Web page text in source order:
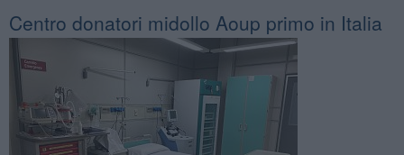
Centro donatori midollo Aoup primo in Italia